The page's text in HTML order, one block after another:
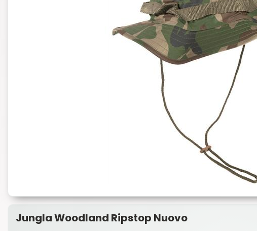
Jungla Woodland Ripstop Nuovo